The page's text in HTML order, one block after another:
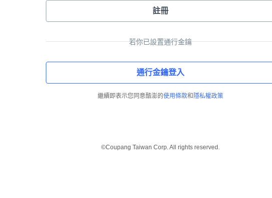
註冊
若你已設置通行金鑰
通行金鑰登入
繼續即表示您同意酷澎的使用條款和 隱私權政策
©Coupang Taiwan Corp. All rights reserved.